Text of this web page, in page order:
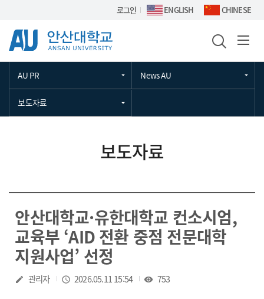
Skip Menu로그인 ENGLISH CHINESE
AU PR News AU
보도자료
보도자료
안산대학교·유한대학교 컨소시엄,
교육부 ‘AID 전환 중점 전문대학
지원사업’ 선정
작성자
create 관리자 작성일
access_time 2026.05.11 15:54 조회수
visibility 753